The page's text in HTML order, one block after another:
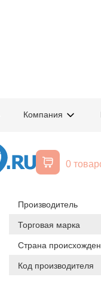
Компания
0
1501-1333
Производитель
Торговая марка
Страна
Код производителя